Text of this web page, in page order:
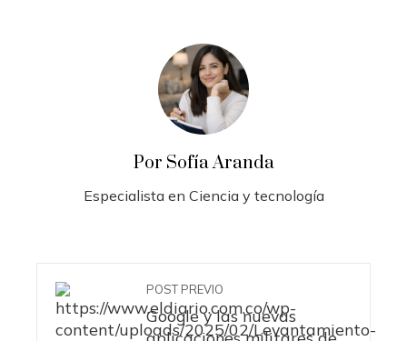
Por Sofía Aranda
Especialista en Ciencia y tecnología
POST PREVIO
Google y las nuevas